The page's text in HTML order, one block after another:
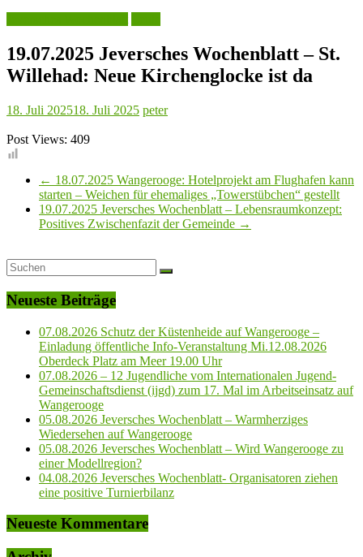
19.07.2025 Jeversches Wochenblatt – St.
Willehad: Neue Kirchenglocke ist da
18. Juli 202518. Juli 2025 peter
Post Views: 409
← 18.07.2025 Wangerooge: Hotelprojekt am Flughafen kann
starten – Weichen für ehemaliges „Towerstübchen“ gestellt
19.07.2025 Jeversches Wochenblatt – Lebensraumkonzept:
Positives Zwischenfazit der Gemeinde →
Neueste Beiträge
07.08.2026 Schutz der Küstenheide auf Wangerooge –
Einladung öffentliche Info-Veranstaltung Mi.12.08.2026
Oberdeck Platz am Meer 19.00 Uhr
07.08.2026 – 12 Jugendliche vom Internationalen Jugend-
Gemeinschaftsdienst (ijgd) zum 17. Mal im Arbeitseinsatz auf
Wangerooge
05.08.2026 Jeversches Wochenblatt – Warmherziges
Wiedersehen auf Wangerooge
05.08.2026 Jeversches Wochenblatt – Wird Wangerooge zu
einer Modellregion?
04.08.2026 Jeversches Wochenblatt- Organisatoren ziehen
eine positive Turnierbilanz
Neueste Kommentare